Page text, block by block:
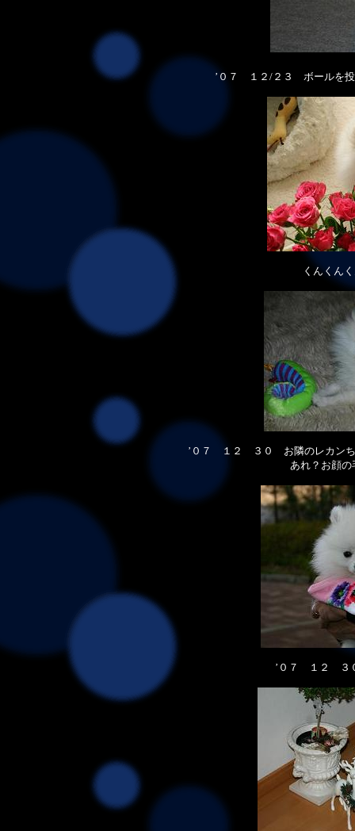
’０７ １２/２３ ボールを投
くんくん
’０７ １２ ３０ お隣のレカンち
あれ？お顔の
’０７ １２ ３